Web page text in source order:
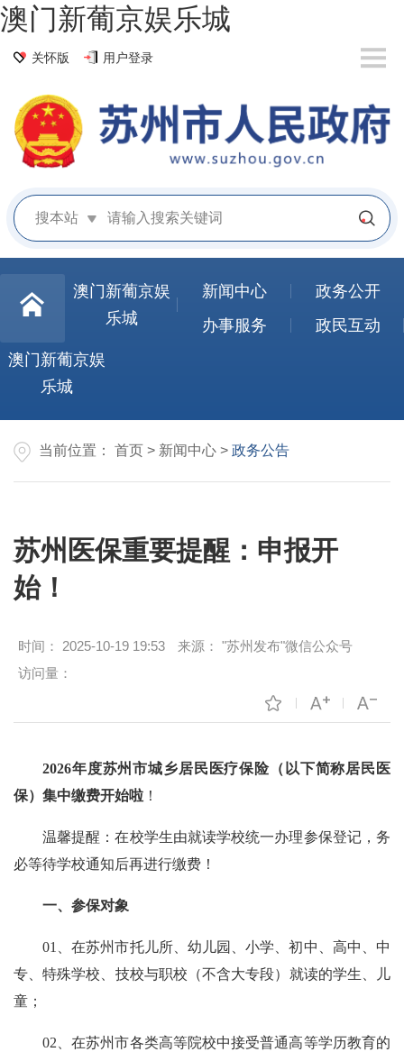
澳门新葡京娱乐城
关怀版 用户登录
搜本站
澳门新葡京娱
乐城
新闻中心
政务公开
办事服务
政民互动
澳门新葡京娱
乐城
当前位置： 首页 > 新闻中心 > 政务公告
苏州医保重要提醒：申报开
始！
时间： 2025-10-19 19:53 来源： "苏州发布"微信公众号
访问量：
2026年度苏州市城乡居民医疗保险 （以下简称居民医
保） 集中缴费开始啦 ！
温馨提醒：在校学生由就读学校统一办理参保登记，务
必等待学校通知后再进行缴费！
一、参保对象
01、在苏州市托儿所、幼儿园、小学、初中、高中、中
专、特殊学校、技校与职校（不含大专段）就读的学生、儿
童；
02、在苏州市各类高等院校中接受普通高等学历教育的